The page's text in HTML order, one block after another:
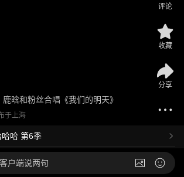
晗和粉丝合唱《我们的明天》
于上海
哈哈 第6季
评论
收藏
分享
户端说两句